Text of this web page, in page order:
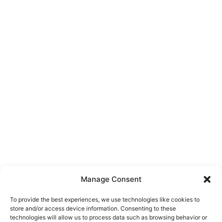
Manage Consent
To provide the best experiences, we use technologies like cookies to
store and/or access device information. Consenting to these
technologies will allow us to process data such as browsing behavior or